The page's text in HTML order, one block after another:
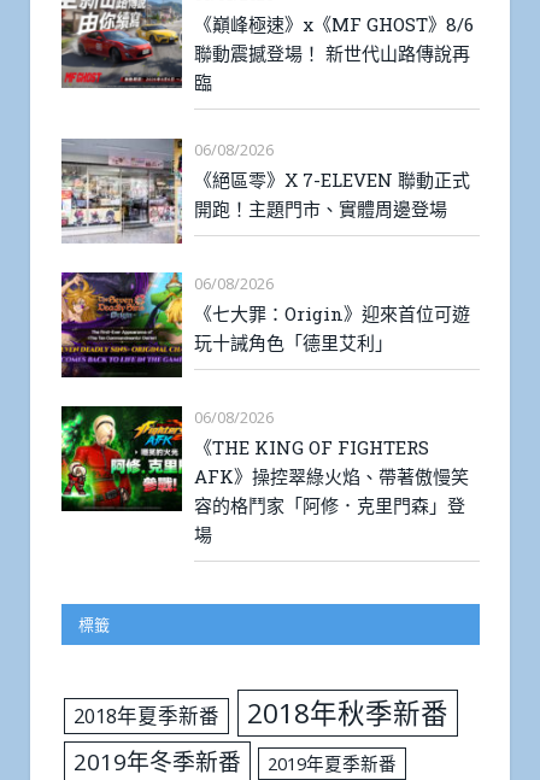
《巔峰極速》x《MF GHOST》8/6
聯動震撼登場！ 新世代山路傳說再
臨
06/08/2026
《絕區零》X 7-ELEVEN 聯動正式
開跑！主題門市、實體周邊登場
06/08/2026
《七大罪：Origin》迎來首位可遊
玩十誡角色「德里艾利」
06/08/2026
《THE KING OF FIGHTERS
AFK》操控翠綠火焰、帶著傲慢笑
容的格鬥家「阿修．克里門森」登
場
標籤
2018年夏季新番 2018年秋季新番
2019年冬季新番
2019年夏季新番